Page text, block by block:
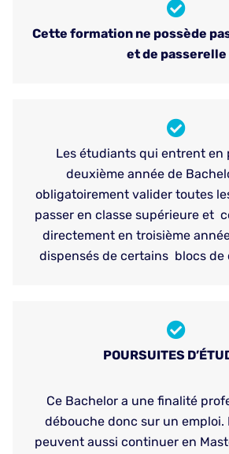
Cette formation ne possède
et de passerelle
Les étudiants qui entrent en
deuxième année de
obligatoirement valider toutes
passer en classe supérieure et
directement en troisième
dispensés de certains blocs de
POURSUITES D’É
Ce Bachelor a une finalité
débouche donc sur un emploi.
peuvent aussi continuer en